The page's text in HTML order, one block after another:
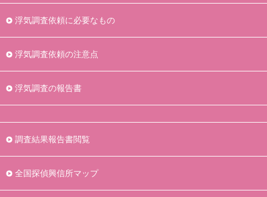
浮気調査依頼に必要なもの
浮気調査依頼の注意点
浮気調査の報告書
調査結果報告書閲覧
全国探偵興信所マップ